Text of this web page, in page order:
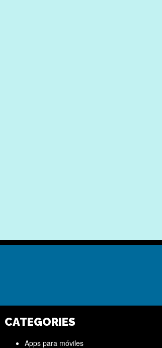
CATEGORIES
Apps para móviles